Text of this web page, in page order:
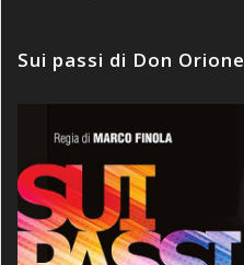
Sui passi di Don Orione